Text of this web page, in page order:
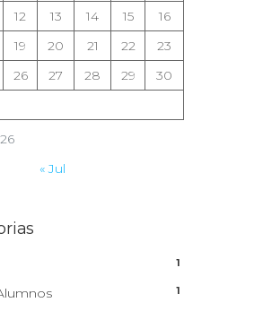
12 13 14 15
16
19 20 21 22
23
26 27 28 29
30
« Jul
1
1